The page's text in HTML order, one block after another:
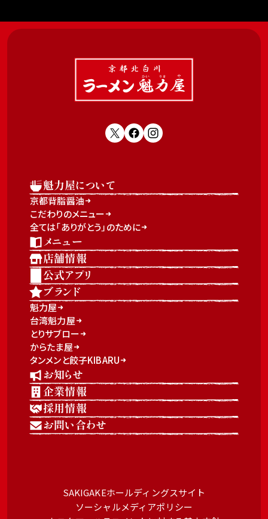
魁力屋について
京都背脂醤油
こだわりのメニュー
全ては「ありがとう」のために
メニュー
店舗情報
公式アプリ
ブランド
魁力屋
台湾魁力屋
とりサブロー
からたま屋
タンメンと餃子KIBARU
お知らせ
企業情報
採用情報
お問い合わせ
SAKIGAKEホールディングスサイト
ソーシャルメディアポリシー